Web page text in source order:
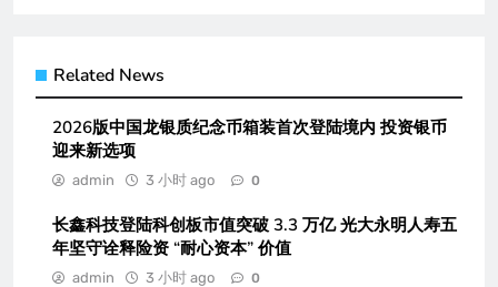
Related News
2026版中国龙银质纪念币箱装首次登陆境内 投资银币
迎来新选项
admin 3 小时 ago 0
长鑫科技登陆科创板市值突破 3.3 万亿 光大永明人寿五
年坚守诠释险资 “耐心资本” 价值
admin 3 小时 ago 0